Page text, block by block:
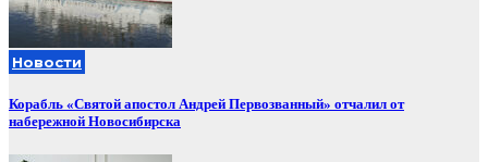
Новости
Корабль «Святой апостол Андрей Первозванный» отчалил от
набережной Новосибирска